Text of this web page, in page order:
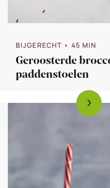
BIJGERECHT • 45 MIN
Geroosterde
paddenstoelen